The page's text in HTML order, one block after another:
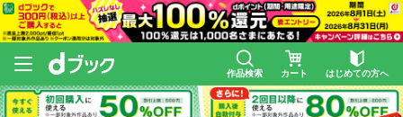
作品検索 カート はじめての方へ